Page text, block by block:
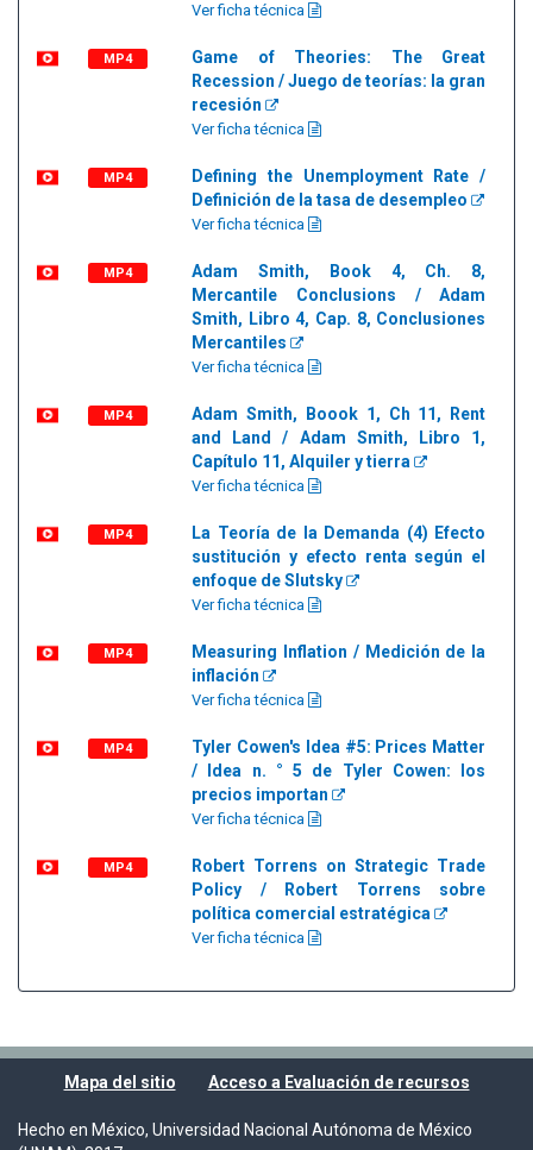
Ver ficha técnica
MP4
Game of Theories: The Great
Recession / Juego de teorías: la gran
recesión
Ver ficha técnica
MP4
Defining the Unemployment Rate /
Definición de la tasa de desempleo
Ver ficha técnica
MP4
Adam Smith, Book 4, Ch. 8,
Mercantile Conclusions / Adam
Smith, Libro 4, Cap. 8, Conclusiones
Mercantiles
Ver ficha técnica
MP4
Adam Smith, Boook 1, Ch 11, Rent
and Land / Adam Smith, Libro 1,
Capítulo 11, Alquiler y tierra
Ver ficha técnica
MP4
La Teoría de la Demanda (4) Efecto
sustitución y efecto renta según el
enfoque de Slutsky
Ver ficha técnica
MP4
Measuring Inflation / Medición de la
inflación
Ver ficha técnica
MP4
Tyler Cowen's Idea #5: Prices Matter
/ Idea n. ° 5 de Tyler Cowen: los
precios importan
Ver ficha técnica
MP4
Robert Torrens on Strategic Trade
Policy / Robert Torrens sobre
política comercial estratégica
Ver ficha técnica
Mapa del sitio Acceso a Evaluación de recursos
Hecho en México, Universidad Nacional Autónoma de México